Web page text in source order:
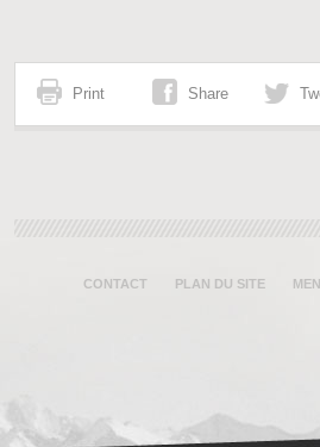
Print Share
CONTACT PLAN DU SITE